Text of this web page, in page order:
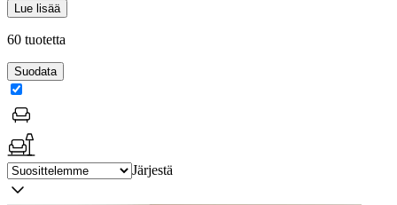
Lue lisää
60 tuotetta
Suodata
Järjestä